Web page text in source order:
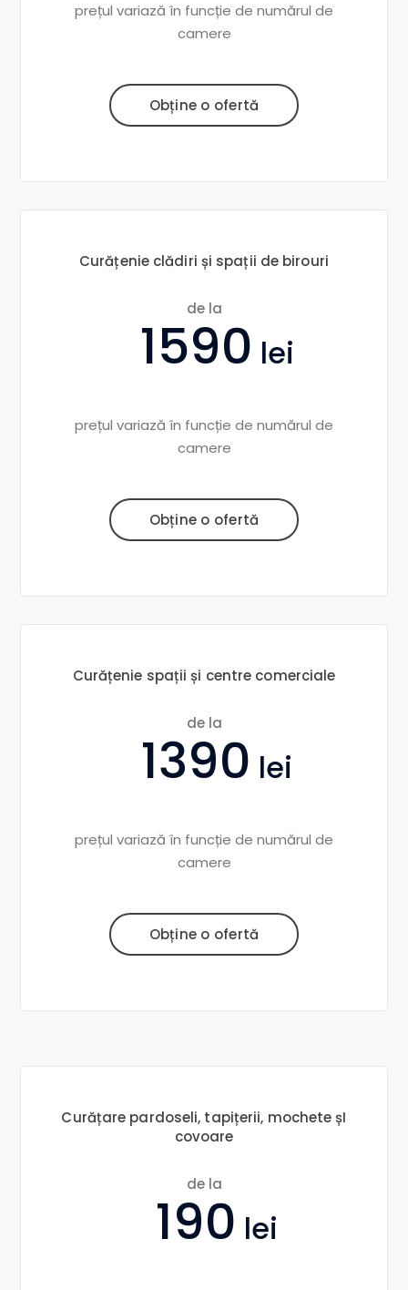
prețul variază în funcție de numărul de
camere
Obține o ofertă
Curățenie clădiri și spații de birouri
de la
1590
prețul variază în funcție de numărul de
camere
Obține o ofertă
Curățenie spații și centre comerciale
de la
1390
prețul variază în funcție de numărul de
camere
Obține o ofertă
Curățare pardoseli, tapițerii, mochete șI
covoare
de la
190